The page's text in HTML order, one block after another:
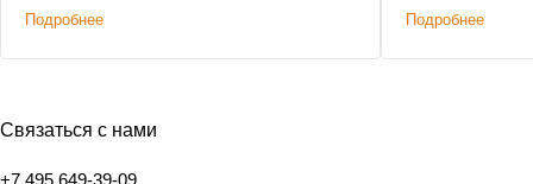
характеристикам премиальным
Подробнее Подробнее
Связаться с нами
+7 495 649-39-09